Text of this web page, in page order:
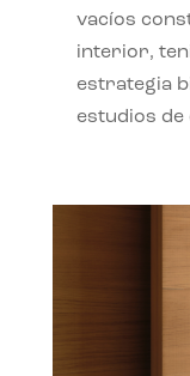
vacíos
interior,
estrategia
estudios